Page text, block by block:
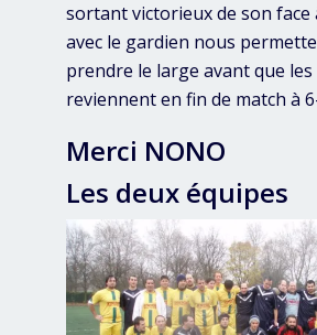
sortant victorieux de son face
avec le gardien nous
prendre le large avant que
reviennent en fin de match à
Merci NONO
Les deux équipes